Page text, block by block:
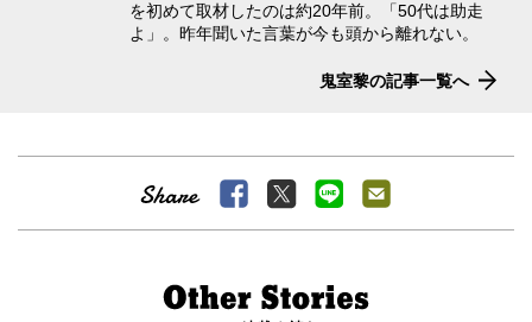
を初めて取材したのは約20年前。「50代は助走
よ」。昨年聞いた言葉が今も頭から離れない。
鬼室黎の記事一覧へ